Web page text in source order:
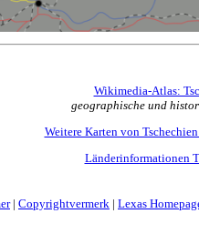
Wikimedia-Atlas:
geographische und
Weitere Karten von
Länderinformationen
| Copyrightvermerk | Lexas